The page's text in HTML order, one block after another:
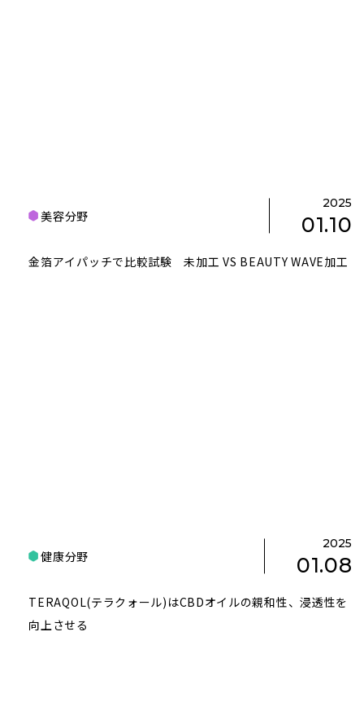
美容分野
2025
01.10
金箔アイパッチで比較試験 未加工 VS BEAUTY WAVE加工
健康分野
2025
01.08
TERAQOL(テラクォール)はCBDオイルの親和性、浸透性を
向上させる